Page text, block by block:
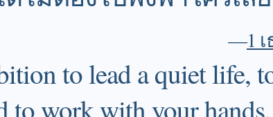
—1
to lead a quiet life,
to work with your